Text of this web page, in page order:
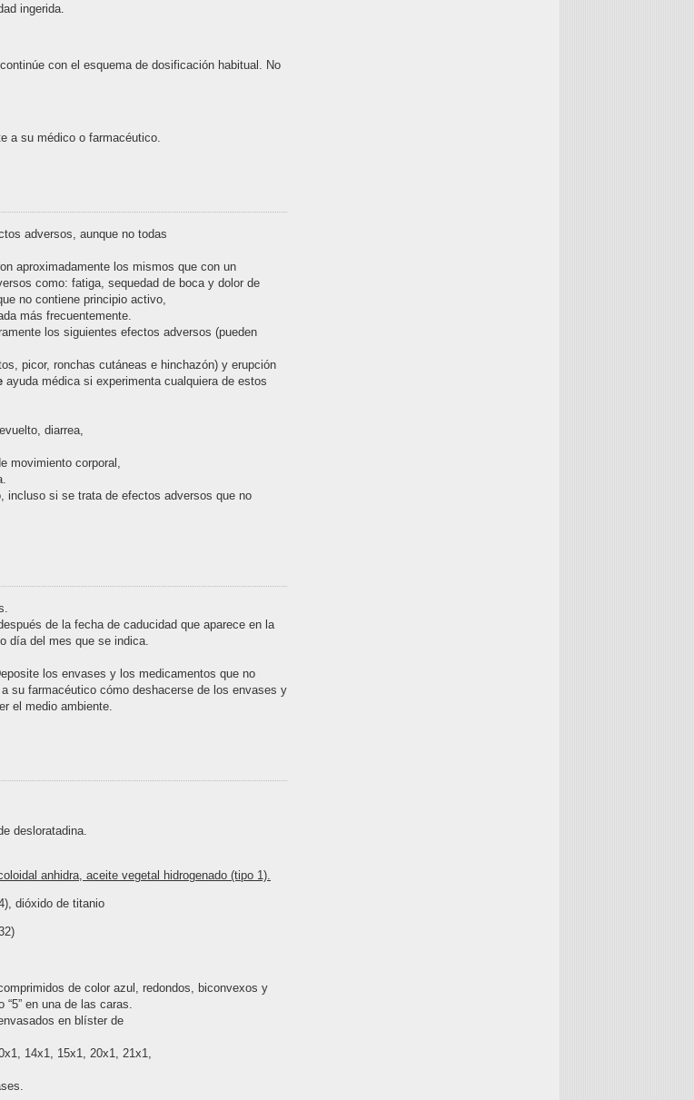
ingerida.
con el esquema de dosificación habitual. No
a su médico o farmacéutico.
adversos, aunque no todas
aproximadamente los mismos que con un
como: fatiga, sequedad de boca y dolor de
no contiene principio activo,
más frecuentemente.
los siguientes efectos adversos (pueden
picor, ronchas cutáneas e hinchazón) y erupción
ayuda médica si experimenta cualquiera de estos
diarrea,
movimiento corporal,
incluso si se trata de efectos adversos que no
de la fecha de caducidad que aparece en la
día del mes que se indica.
los envases y los medicamentos que no
su farmacéutico cómo deshacerse de los envases y
el medio ambiente.
desloratadina.
anhidra, aceite vegetal hidrogenado (tipo 1).
dióxido de titanio
de color azul, redondos, biconvexos y
en una de las caras.
en blíster de
14x1, 15x1, 20x1, 21x1,